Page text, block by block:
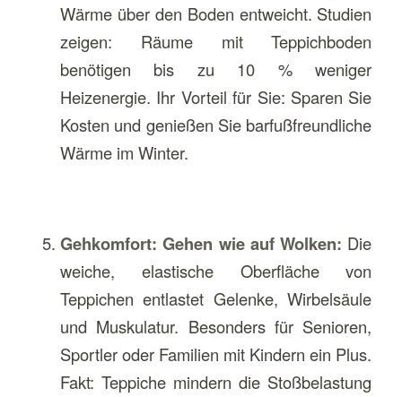
Wärme über den Boden entweicht. Studien
zeigen: Räume mit Teppichboden
benötigen bis zu 10 % weniger
Heizenergie. Ihr Vorteil für Sie: Sparen Sie
Kosten und genießen Sie barfußfreundliche
Wärme im Winter.
Gehkomfort: Gehen wie auf Wolken: Die
weiche, elastische Oberfläche von
Teppichen entlastet Gelenke, Wirbelsäule
und Muskulatur. Besonders für Senioren,
Sportler oder Familien mit Kindern ein Plus.
Fakt: Teppiche mindern die Stoßbelastung